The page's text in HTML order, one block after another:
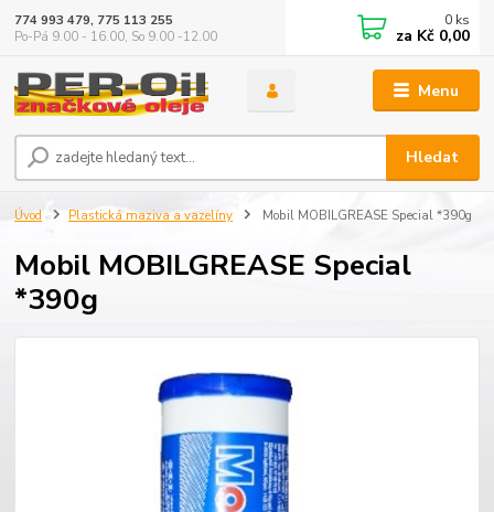
Menu
Hledat
774 993 479, 775 113 255
Po-Pá 9.00 - 16.00, So 9.00 -12.00
0 ks
za Kč 0,00
Úvod Plastická maziva a vazelíny Mobil MOBILGREASE Special *390g
Mobil MOBILGREASE Special
*390g